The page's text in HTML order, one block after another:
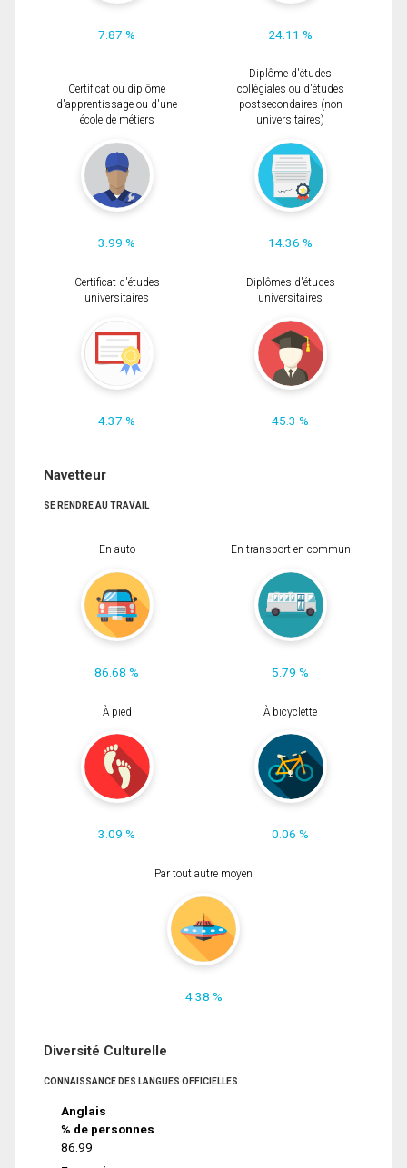
7.87 % 24.11 %
Certificat ou diplôme
d'apprentissage ou d'une
école de métiers
3.99 %
Diplôme d'études
collégiales ou d'études
postsecondaires (non
universitaires)
14.36 %
Certificat d'études
universitaires
4.37 %
Diplômes d'études
universitaires
45.3 %
Navetteur
SE RENDRE AU TRAVAIL
En auto
86.68 %
En transport en commun
5.79 %
À pied
3.09 %
À bicyclette
0.06 %
Par tout autre moyen
4.38 %
Diversité Culturelle
CONNAISSANCE DES LANGUES OFFICIELLES
Anglais
% de personnes
86.99